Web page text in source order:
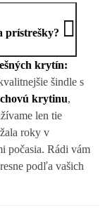
prístrešky?
krytín:
šindle s
krytinu,
len tie
roky v
počasia. Rádi vám
podľa vašich